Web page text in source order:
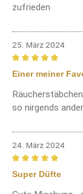
zufrieden
25. März 2024
Bewertung mit 5
Einer meiner
so nirgends
24. März 2024
Bewertung mit 5
Super Düfte